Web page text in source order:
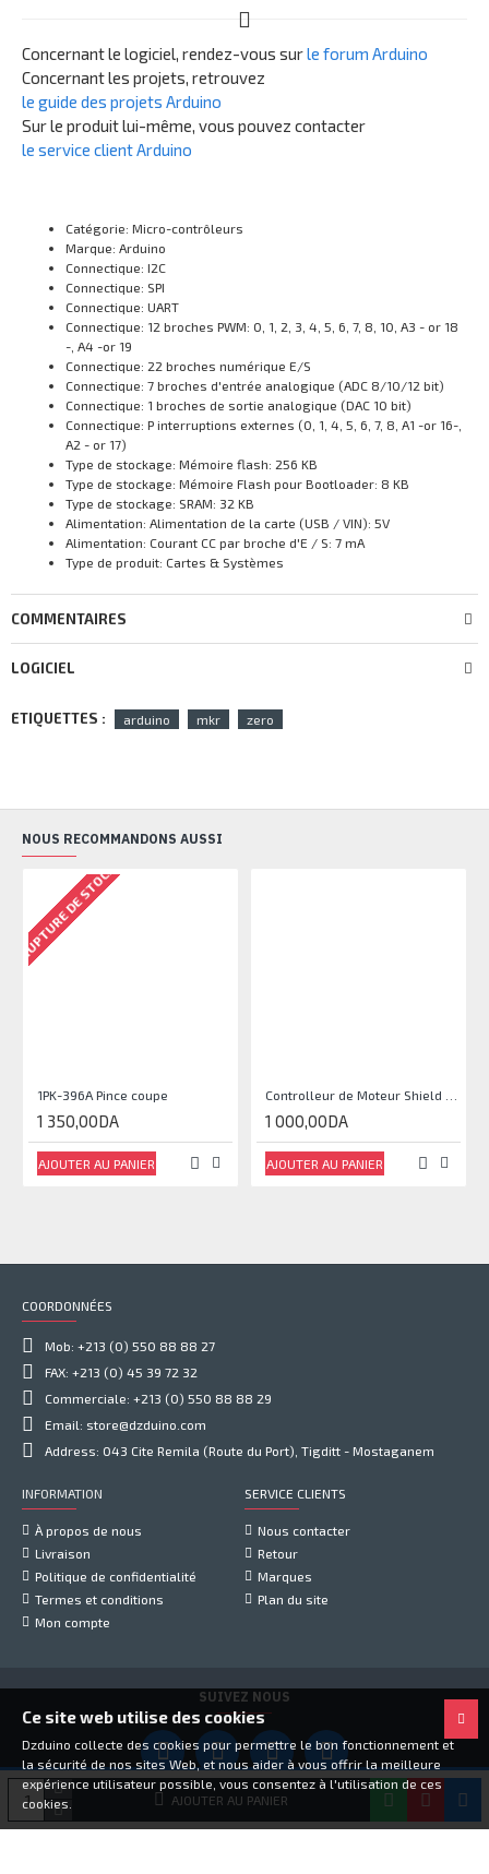
AJOUTER AU PANIER
Concernant le logiciel, rendez-vous surle forum Arduino
Concernant les projets, retrouvez
le guide des projets Arduino
Sur le produit lui-même, vous pouvez contacter
le service client Arduino
Catégorie: Micro-contrôleurs
Marque: Arduino
Connectique: I2C
Connectique: SPI
Connectique: UART
Connectique: 12 broches PWM: 0, 1, 2, 3, 4, 5, 6, 7, 8, 10, A3 - or 18
-, A4 -or 19
Connectique: 22 broches numérique E/S
Connectique: 7 broches d'entrée analogique (ADC 8/10/12 bit)
Connectique: 1 broches de sortie analogique (DAC 10 bit)
Connectique: P interruptions externes (0, 1, 4, 5, 6, 7, 8, A1 -or 16-,
A2 - or 17)
Type de stockage: Mémoire flash: 256 KB
Type de stockage: Mémoire Flash pour Bootloader: 8 KB
Type de stockage: SRAM: 32 KB
Alimentation: Alimentation de la carte (USB / VIN): 5V
Alimentation: Courant CC par broche d'E / S: 7 mA
Type de produit: Cartes & Systèmes
COMMENTAIRES
LOGICIEL
ETIQUETTES : arduino mkr zero
NOUS RECOMMANDONS AUSSI
RUPTURE DE STOCK
1PK-396A Pince coupe
1 350,00DA
AJOUTER AU PANIER
1 000,00DA
AJOUTER AU PANIER
COORDONNÉES
Mob: +213 (0) 550 88 88 27
FAX: +213 (0) 45 39 72 32
Commerciale: +213 (0) 550 88 88 29
Email: store@dzduino.com
Address: 043 Cite Remila (Route du Port), Tigditt - Mostaganem
INFORMATION
À propos de nous
Livraison
Politique de confidentialité
Termes et conditions
Mon compte
SERVICE CLIENTS
Nous contacter
Retour
Marques
Plan du site
SUIVEZ NOUS
Copyright © 2021, Dzduino Electronics, Tous droits réservés
Ce site web utilise des cookies
Dzduino collecte des cookies pour permettre le bon fonctionnement et
la sécurité de nos sites Web, et nous aider à vous offrir la meilleure
expérience utilisateur possible, vous consentez à l'utilisation de ces
cookies.